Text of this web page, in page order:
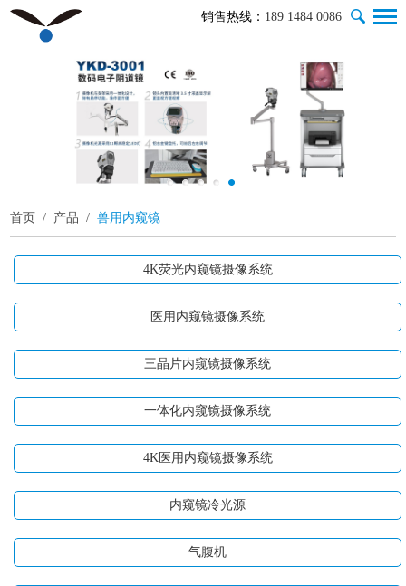
销售热线： 189 1484 0086
首页 / 产品 /兽用内窥镜
4K荧光内窥镜摄像系统
医用内窥镜摄像系统
三晶片内窥镜摄像系统
一体化内窥镜摄像系统
4K医用内窥镜摄像系统
内窥镜冷光源
气腹机